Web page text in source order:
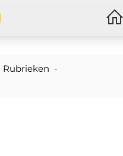
Rubrieken -